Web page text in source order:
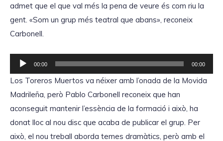
d
c
o
r
d
'
à
admet que el que val més la pena de veure és com riu la
gent. «Som un grup més teatral que abans», reconeix
Carbonell.
e
00:00 00:00
Los Toreros Muertos va néixer amb l’onada de la Movida
Madrileña, però Pablo Carbonell reconeix que han
aconseguit mantenir l’essència de la formació i això, ha
donat lloc al nou disc que acaba de publicar el grup. Per
això, el nou treball aborda temes dramàtics, però amb el